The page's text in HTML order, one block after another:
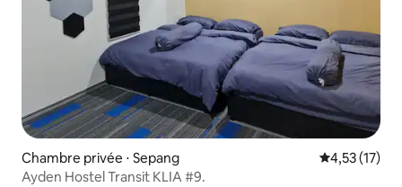
Chambre privée ⋅ Sepang Évaluation
4,53 (17)
Ayden Hostel Transit KLIA #9.